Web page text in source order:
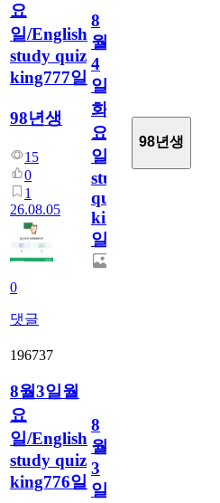
요
일/English
study quiz
king777일
98년생
15
0
1
26.08.05
0
댓글
8
월
4
일
화
요
일/English
study
quiz
king777
일
98년생
196737
8월3일월
요
일/English
study quiz
king776일
8
월
3
일